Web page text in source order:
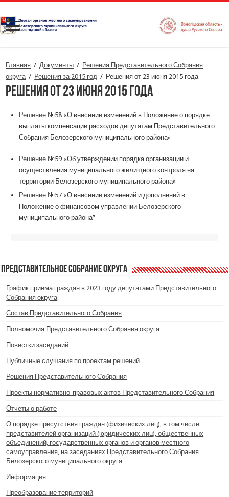
Главная / Документы / Решения Представительного Собрания
округа / Решения за 2015 год / Решения от 23 июня 2015 года
Решения от 23 июня 2015 года
Решение №58 «О внесении изменений в Положение о порядке
выплаты компенсации расходов депутатам Представительного
Собрания Белозерского муниципального района»
Решение №59 «Об утверждении порядка организации и
осуществления муниципального жилищного контроля на
территории Белозерского муниципального района»
Решение №57 «О внесении изменений и дополнений в
Положение о финансовом управлении Белозерского
муниципального района”
Представительное Собрание округа
График приема граждан в 2023 году депутатами Представительного
Собрания округа
Состав Представительного Собрания
Полномочия Представительного Собрания округа
Повестки заседаний
Публичные слушания по проектам решений
Решения Представительного Собрания
Проекты нормативно-правовых актов Представительного Собрания
Отчеты о работе
О порядке присутствия граждан (физических лиц), в том числе
представителей организаций (юридических лиц), общественных
объединений, государственных органов и органов местного
самоуправления, на заседаниях Представительного Собрания
Белозерского муниципального округа
Информация
Преобразование территорий